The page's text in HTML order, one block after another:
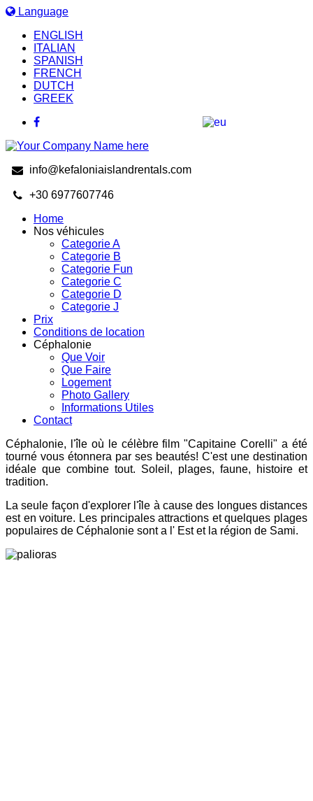
Language
ENGLISH
ITALIAN
SPANISH
FRENCH
DUTCH
GREEK
info@kefaloniaislandrentals.com
+30 6977607746
Home
Nos véhicules
Categorie A
Categorie B
Categorie Fun
Categorie C
Categorie D
Categorie J
Prix
Conditions de location
Céphalonie
Que Voir
Que Faire
Logement
Photo Gallery
Informations Utiles
Contact
Céphalonie, l'île où le célèbre film "Capitaine Corelli" a été
tourné vous étonnera par ses beautés! C'est une destination
idéale que combine tout. Soleil, plages, faune, histoire et
tradition.
La seule façon d'explorer l'île à cause des longues distances
est en voiture. Les principales attractions et quelques plages
populaires de Céphalonie sont a l' Est et la région de Sami.